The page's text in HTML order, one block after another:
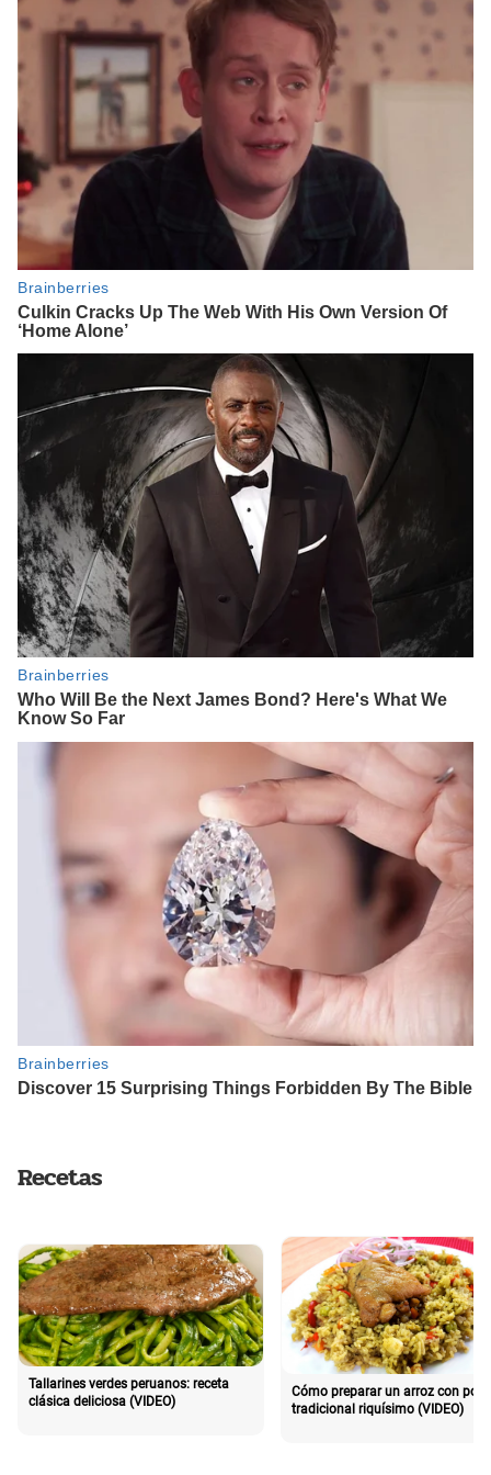
Recetas
Tallarines verdes peruanos: receta
clásica deliciosa (VIDEO)
Cómo preparar un arroz con pollo
tradicional riquísimo (VIDEO)